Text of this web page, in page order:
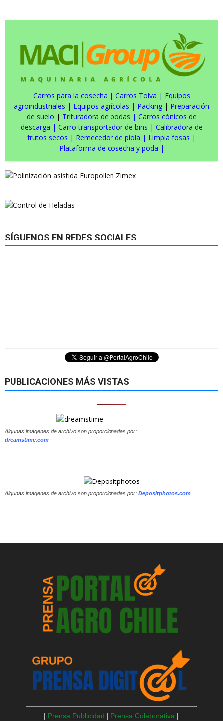
Carros para la cosecha | Carros Tolva | Equipos
agroindustriales | Equipos agrícolas | Packing | Preparación
de suelo | Trituradora de podas | Carros cónicos de
descarga | Carro transportador de bins | Calibradora de
frutos secos | Remecedor de piola | Limpia fosas |
Plataforma de cosecha y poda |
SÍGUENOS EN REDES SOCIALES
PUBLICACIONES MÁS VISTAS
Algunas imágenes de archivo son proporcionadas por:
dreamstime.com
Algunas imágenes de archivo son proporcionadas por: Depositphotos.com
| Prensa Publicidad | Prensa Colaborativa |